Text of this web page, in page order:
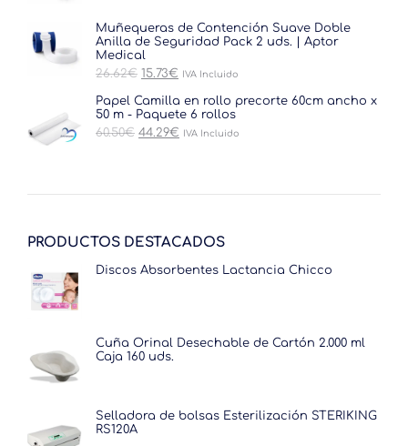
era:
30.25€.
es:
18.15€.
Muñequeras de Contención Suave Doble
Anilla de Seguridad Pack 2 uds. | Aptor
Medical
26.62€ El
original
era:
26.62€.
15.73€ El
actual
es:
15.73€.
IVA Incluido
Papel Camilla en rollo precorte 60cm ancho x
50 m - Paquete 6 rollos
60.50€ El
44.29€ El
IVA Incluido
PRODUCTOS DESTACADOS
Discos Absorbentes Lactancia Chicco
Cuña Orinal Desechable de Cartón 2.000 ml
Caja 160 uds.
Selladora de bolsas Esterilización STERIKING
RS120A